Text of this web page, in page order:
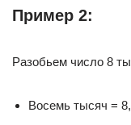
Пример 2:
Разобьем число 8
Восемь тысяч =